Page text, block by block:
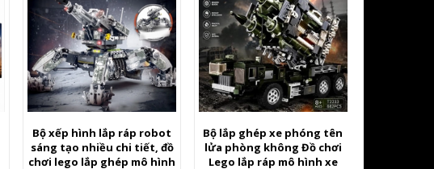
Bộ xếp hình lắp ráp robot
sáng tạo nhiều chi tiết, đồ
chơi lego lắp ghép mô hình
Bộ lắp ghép xe phóng tên
lửa phòng không Đồ chơi
Lego lắp ráp mô hình xe